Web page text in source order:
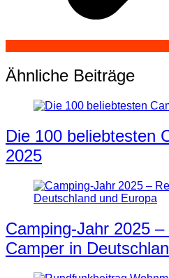
Ähnliche Beiträge
Die 100 beliebtesten
2025
Camping-Jahr 2025
Camper in